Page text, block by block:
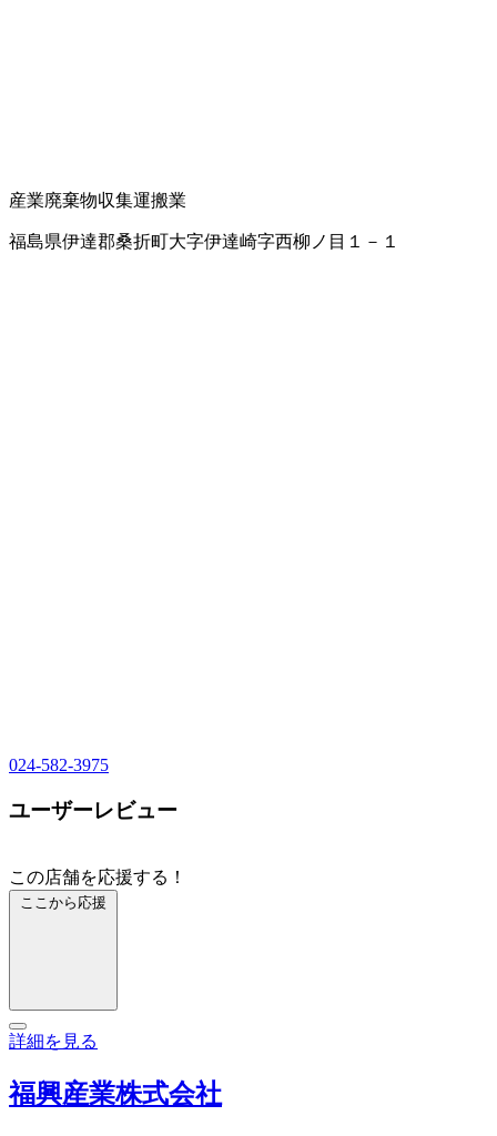
産業廃棄物収集運搬業
福島県伊達郡桑折町大字伊達崎字西柳ノ目１－１
024-582-3975
ユーザーレビュー
この店舗を応援する！
ここから応援
詳細を見る
福興産業株式会社